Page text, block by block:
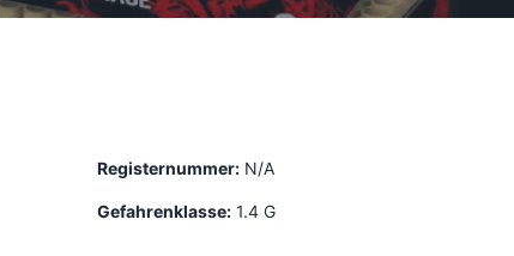
Registernummer: N/A
Gefahrenklasse: 1.4 G